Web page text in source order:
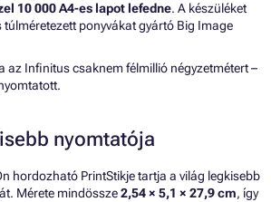
10 000 A4-es lapot lefedne. A készüléket
ponyvákat gyártó Big Image
az Infinitus csaknem félmillió négyzetmétert –
nyomtatója
hordozható PrintStikje tartja a világ legkisebb
Mérete mindössze2,54 × 5,1 × 27,9 cm, így